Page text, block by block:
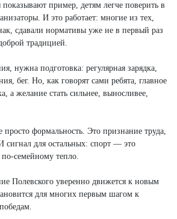
показывают пример, детям легче поверить в
И это работает: многие из тех,
сдавали нормативы уже не в первый раз
традицией.
нужна подготовка: регулярная зарядка,
бег. Но, как говорят сами ребята, главное
а желание стать сильнее, выносливее,
формальность. Это признание труда,
сигнал для остальных: спорт — это
семейному тепло.
Полевского уверенно движется к новым
для многих первым шагом к